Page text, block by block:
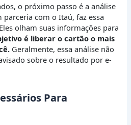
o próximo passo é a análise
com o Itaú, faz essa
olham suas informações para
é liberar o cartão o mais
Geralmente, essa análise não
sobre o resultado por e-
Para